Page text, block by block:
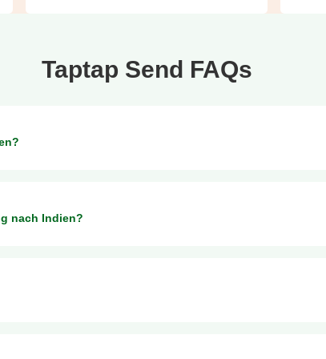
Taptap Send FAQs
nach Indien?